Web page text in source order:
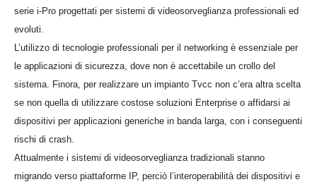
serie i-Pro progettati per sistemi di videosorveglianza professionali ed
evoluti.
L’utilizzo di tecnologie professionali per il networking è essenziale per
le applicazioni di sicurezza, dove non è accettabile un crollo del
sistema. Finora, per realizzare un impianto Tvcc non c’era altra scelta
se non quella di utilizzare costose soluzioni Enterprise o affidarsi ai
dispositivi per applicazioni generiche in banda larga, con i conseguenti
rischi di crash.
Attualmente i sistemi di videosorveglianza tradizionali stanno
migrando verso piattaforme IP, perciò l’interoperabilità dei dispositivi e